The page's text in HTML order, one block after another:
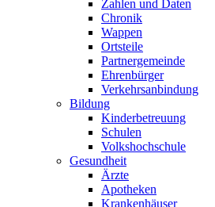
Zahlen und Daten
Chronik
Wappen
Ortsteile
Partnergemeinde
Ehrenbürger
Verkehrsanbindung
Bildung
Kinderbetreuung
Schulen
Volkshochschule
Gesundheit
Ärzte
Apotheken
Krankenhäuser